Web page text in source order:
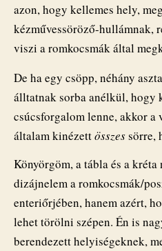
azon, hogy kellemes hely,
kézművessöröző-hullámnak,
viszi a romkocsmák által
De ha egy csöpp, néhány
álltatnak sorba anélkül, hogy
csúcsforgalom lenne, akkor a
általam kinézettösszessörre,
Könyörgöm, a tábla és a
dizájnelem a romkocsmák/
enteriőrjében, hanem azért,
lehet törölni szépen. Én is
berendezett helyiségeknek,